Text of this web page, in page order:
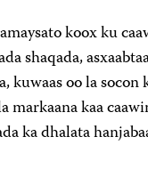
koox ku
shaqada,
kuwaas oo la socon
markaana kaa
ka dhalata